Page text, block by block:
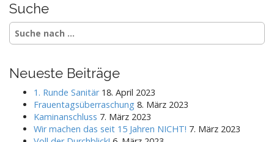
Suche
S
e
c
Neueste Beiträge
1. Runde Sanitär 18. April 2023
Frauentagsüberraschung 8. März 2023
Kaminanschluss 7. März 2023
Wir machen das seit 15 Jahren NICHT! 7. März 2023